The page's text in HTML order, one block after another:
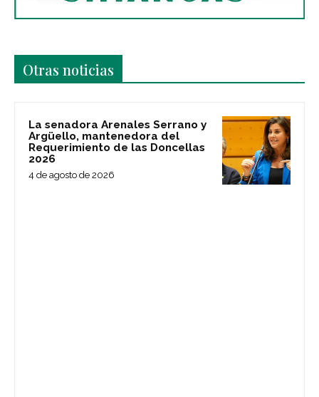
Otras noticias
La senadora Arenales Serrano y
Argüello, mantenedora del
Requerimiento de las Doncellas
2026
4 de agosto de 2026